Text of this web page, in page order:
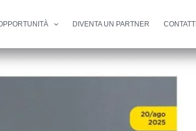
DIVENTA UN PARTNER CONTATTI
strategica